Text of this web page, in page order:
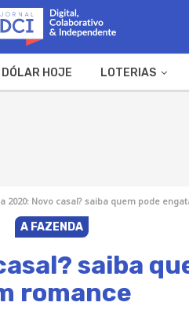
DÓLAR HOJE LOTERIAS
2020: Novo casal? saiba quem pode
A FAZENDA
saiba
romance